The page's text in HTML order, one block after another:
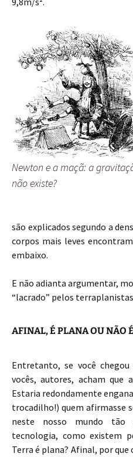
Newton e a maçã: a
não existe?
são explicados segundo a
corpos mais leves
embaixo.
E não adianta argumentar,
“lacrado” pelos
AFINAL, É PLANA OU NÃO
Entretanto, se você
vocês, autores, acham que
Estaria redondamente
trocadilho!) quem afirmasse
neste nosso mundo tão
tecnologia, como existem
Terra é plana? Afinal, por